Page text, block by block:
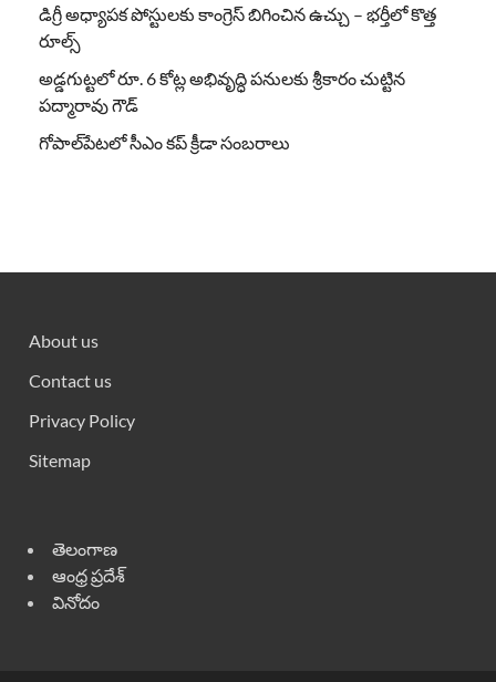
డిగ్రీ అధ్యాపక పోస్టులకు కాంగ్రెస్ బిగించిన ఉచ్చు – భర్తీలో కొత్త
రూల్స్
అడ్డగుట్టలో రూ. 6 కోట్ల అభివృద్ధి పనులకు శ్రీకారం చుట్టిన
పద్మారావు గౌడ్
గోపాల్‌పేటలో సీఎం కప్ క్రీడా సంబరాలు
About us
Contact us
Privacy Policy
Sitemap
తెలంగాణ
ఆంధ్ర ప్రదేశ్
వినోదం